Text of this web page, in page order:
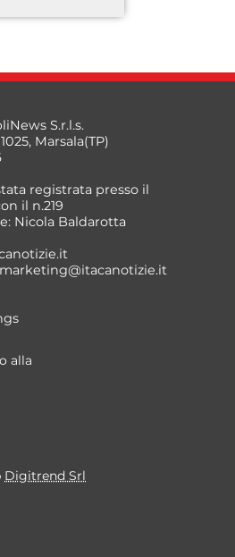
S.r.l.s.
Marsala(TP)
registrata presso il
il n.219
Nicola Baldarotta
marketing@itacanotizie.it
alla
Digitrend Srl